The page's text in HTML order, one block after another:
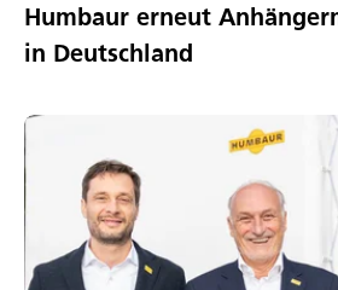
Humbaur erneut
in Deutschland